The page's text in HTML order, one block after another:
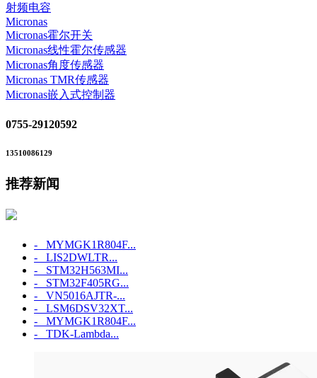
射频电容
Micronas
Micronas霍尔开关
Micronas线性霍尔传感器
Micronas角度传感器
Micronas TMR传感器
Micronas嵌入式控制器
0755-29120592
13510086129
推荐新闻
- MYMGK1R804F...
- LIS2DWLTR...
- STM32H563MI...
- STM32F405RG...
- VN5016AJTR-...
- LSM6DSV32XT...
- MYMGK1R804F...
- TDK-Lambda...